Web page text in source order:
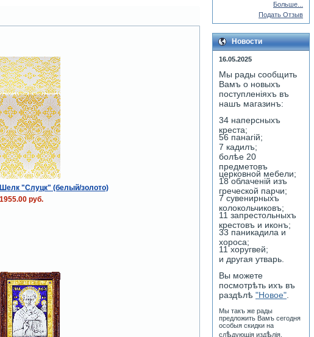
Шелк "Слуцк" (белый/золото)
1955.00 руб.
Больше...
Подать Отзыв
Новости
16.05.2025
Мы рады сообщить
Вамъ о новыхъ
поступленiяхъ въ
нашъ магазинъ:
34 наперсныхъ
креста;
56 панагiй;
7 кадилъ;
болѣе 20
предметовъ
церковной мебели;
18 облаченiй изъ
греческой парчи;
7 сувенирныхъ
колокольчиковъ;
11 запрестольныхъ
крестовъ и иконъ;
33 паникадила и
хороса;
11 хоругвей;
и другая утварь.
Вы можете
посмотрѣть ихъ въ
раздѣлѣ "Новое"
Мы такъ же рады
предложить Вамъ сегодня
особыя скидки на
слѣдующiя издѣлiя,